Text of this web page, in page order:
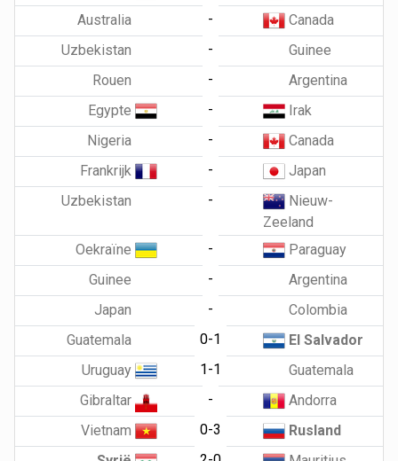
Australia
-
Canada
Uzbekistan
-
Guinee
Rouen
-
Argentina
Egypte
-
Irak
Nigeria
-
Canada
Frankrijk
-
Japan
Uzbekistan
-
Nieuw-
Zeeland
Oekraïne
-
Paraguay
Guinee
-
Argentina
Japan
-
Colombia
Guatemala
0-1
El Salvador
Uruguay
1-1
Guatemala
Gibraltar
-
Andorra
Vietnam
0-3
Rusland